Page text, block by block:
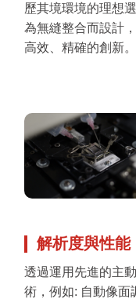
歷其境環境的理想
為無縫整合而設計
高效、精確的創新。
解析度與性能
透過運用先進的主
術，例如: 自動像面